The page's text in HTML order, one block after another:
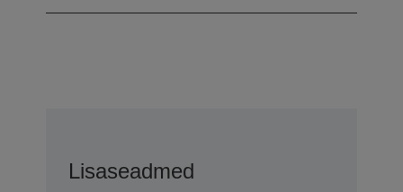
Lisaseadmed